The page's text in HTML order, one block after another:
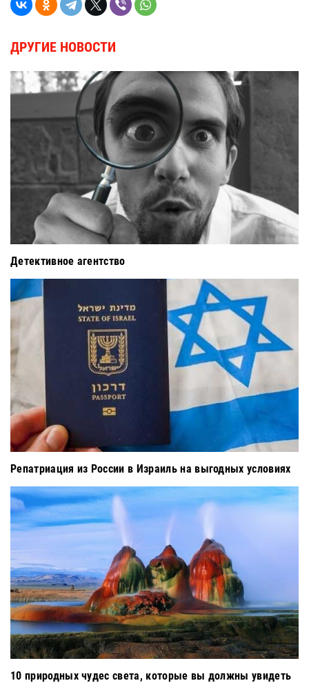
ДРУГИЕ НОВОСТИ
Детективное агентство
Репатриация из России в Израиль на выгодных условиях
10 природных чудес света, которые вы должны увидеть